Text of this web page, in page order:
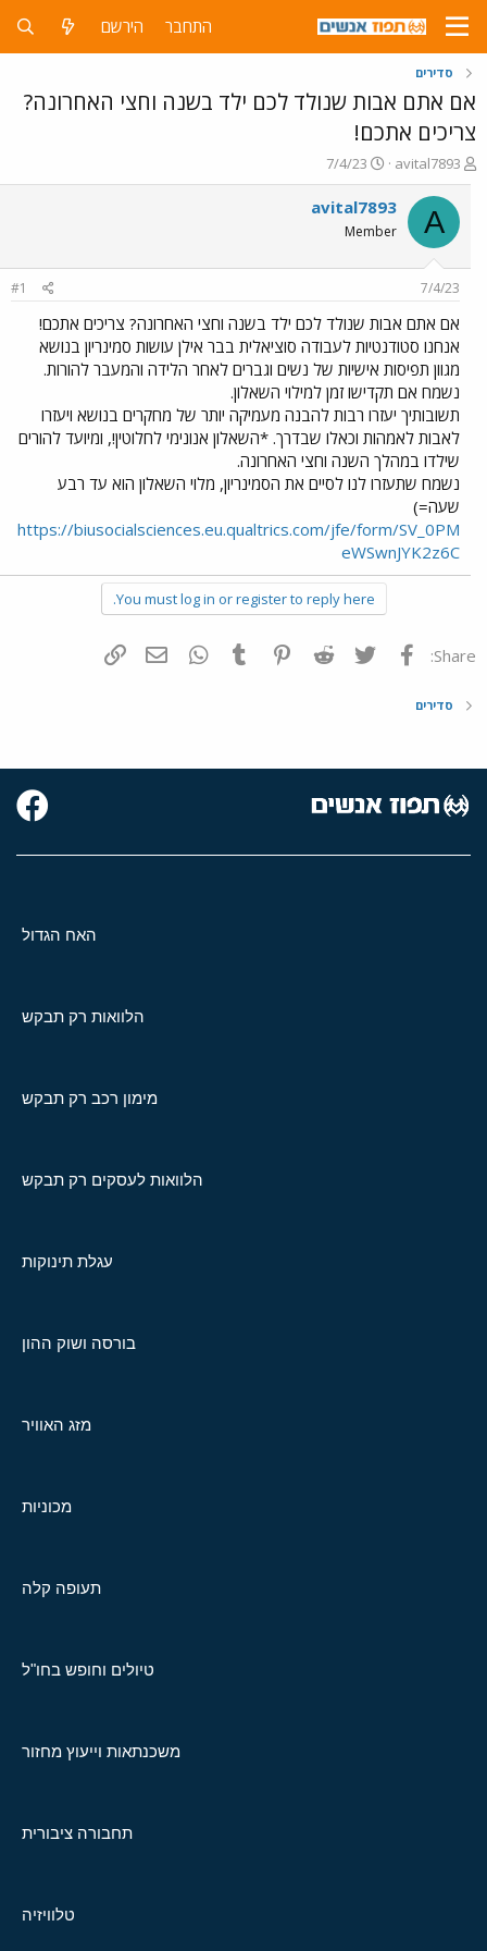
התחבר הירשם
סדירים
אם אתם אבות שנולד לכם ילד בשנה וחצי האחרונה?
צריכים אתכם!
פ
ו
ת
ח
ה
ש
א
avital7893
פ
ו
ר
ם
ר
י
ך
7/4/23
A
avital7893
Member
7/4/23
#1
אם אתם אבות שנולד לכם ילד בשנה וחצי האחרונה? צריכים אתכם!
אנחנו סטודנטיות לעבודה סוציאלית בבר אילן עושות סמינריון בנושא
מגוון תפיסות אישיות של נשים וגברים לאחר הלידה והמעבר להורות.
נשמח אם תקדישו זמן למילוי השאלון.
תשובותיך יעזרו רבות להבנה מעמיקה יותר של מחקרים בנושא ויעזרו
לאבות לאמהות וכאלו שבדרך. *השאלון אנונימי לחלוטין!, ומיועד להורים
שילדו במהלך השנה וחצי האחרונה.
נשמח שתעזרו לנו לסיים את הסמינריון, מלוי השאלון הוא עד רבע
שעה=)
https://biusocialsciences.eu.qualtrics.com/jfe/form/SV_0PM
eWSwnJYK2z6C
You must log in or register to reply here.
Share: פייסבוק Twitter
Reddit
Pinterest
Tumblr
WhatsAppדואר אלקטרוני
סדירים
האח הגדול
הלוואות רק תבקש
מימון רכב רק תבקש
הלוואות לעסקים רק תבקש
עגלת תינוקות
בורסה ושוק ההון
מזג האוויר
מכוניות
תעופה קלה
טיולים וחופש בחו"ל
משכנתאות וייעוץ מחזור
תחבורה ציבורית
טלוויזיה